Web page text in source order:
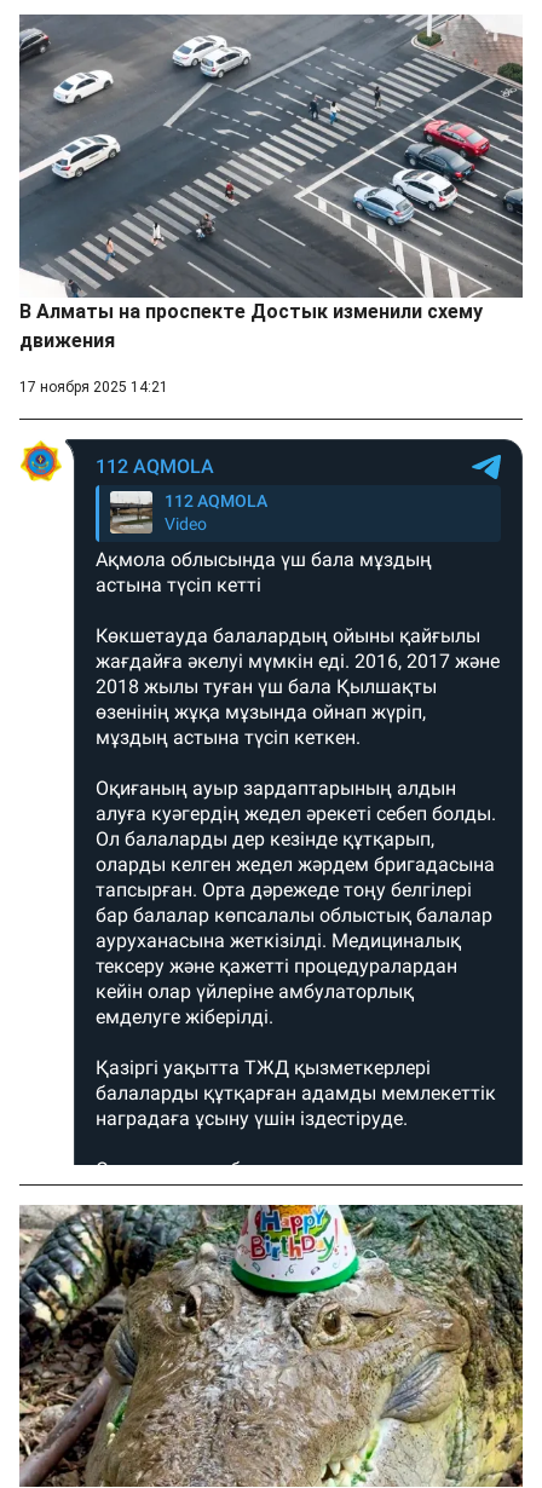
В Алматы на проспекте Достык изменили схему
движения
17 ноября 2025 14:21